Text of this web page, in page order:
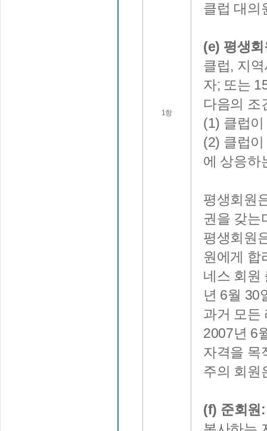
1항
클럽 대의
(e) 평생
클럽, 지
자; 또는
다음의 조
(1) 클럽
(2) 클럽
에 상응하
평생회원
권을 갖는
평생회원
원에게 합
네스 회원
년 6월 30
과거 모든
2007년 6
자격을 목
주의 회원
(f) 준회원: